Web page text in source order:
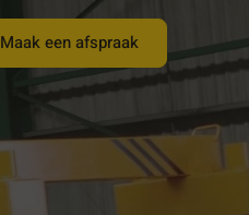
Maak een afspraak